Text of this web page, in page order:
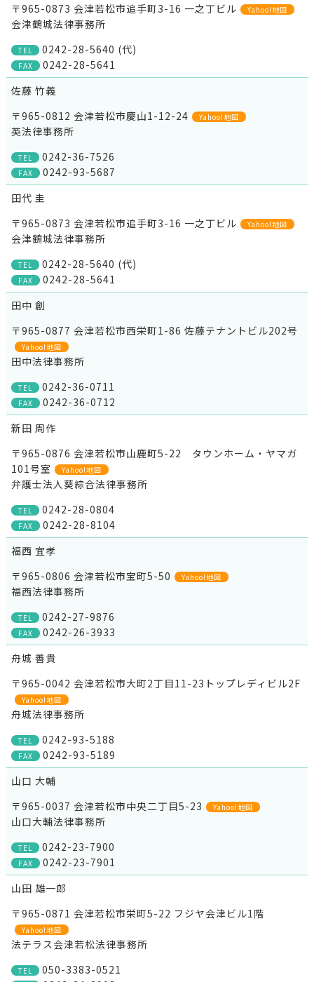
〒965-0873 会津若松市追手町3-16 一之丁ビル
Yahoo!地図
会津鶴城法律事務所
TEL 0242-28-5640 (代)
FAX
0242-28-5641
佐藤 竹義
〒965-0812 会津若松市慶山1-12-24
Yahoo!地図
英法律事務所
TEL 0242-36-7526
FAX
0242-93-5687
田代 圭
〒965-0873 会津若松市追手町3-16 一之丁ビル
Yahoo!地図
会津鶴城法律事務所
TEL 0242-28-5640 (代)
FAX
0242-28-5641
田中 創
〒965-0877 会津若松市西栄町1-86 佐藤テナントビル202号
Yahoo!地図
田中法律事務所
TEL 0242-36-0711
FAX
0242-36-0712
新田 周作
〒965-0876 会津若松市山鹿町5-22 タウンホーム・ヤマガ
101号室
Yahoo!地図
弁護士法人葵綜合法律事務所
TEL 0242-28-0804
FAX
0242-28-8104
福西 宜孝
〒965-0806 会津若松市宝町5-50
Yahoo!地図
福西法律事務所
TEL 0242-27-9876
FAX
0242-26-3933
舟城 善貴
〒965-0042 会津若松市大町2丁目11-23トップレディビル2F
Yahoo!地図
舟城法律事務所
TEL 0242-93-5188
FAX
0242-93-5189
山口 大輔
〒965-0037 会津若松市中央二丁目5-23
Yahoo!地図
山口大輔法律事務所
TEL 0242-23-7900
FAX
0242-23-7901
山田 雄一郎
〒965-0871 会津若松市栄町5-22 フジヤ会津ビル1階
Yahoo!地図
法テラス会津若松法律事務所
TEL 050-3383-0521